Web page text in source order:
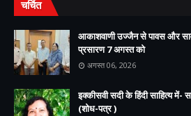
चर्चित
आकाशवाणी उज्जैन से पावस और
प्रसारण 7 अगस्त को
अगस्त 06, 2026
इक्कीसवी सदी के हिंदी साहित्य में-
(शोध-पत्र )